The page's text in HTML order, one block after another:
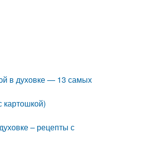
в духовке — 13 самых
картошкой)
– рецепты с